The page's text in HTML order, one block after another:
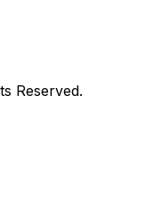
Reserved.